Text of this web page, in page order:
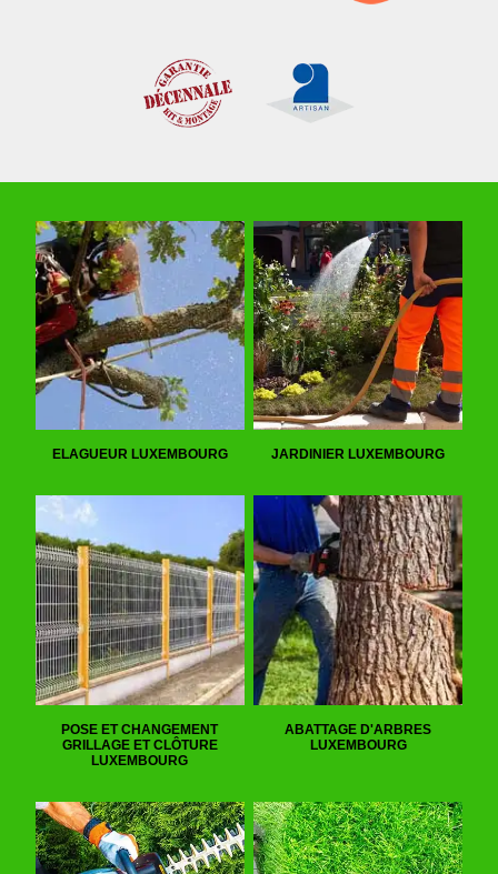
ELAGUEUR LUXEMBOURG JARDINIER LUXEMBOURG
POSE ET CHANGEMENT
GRILLAGE ET CLÔTURE
LUXEMBOURG
ABATTAGE D'ARBRES
LUXEMBOURG